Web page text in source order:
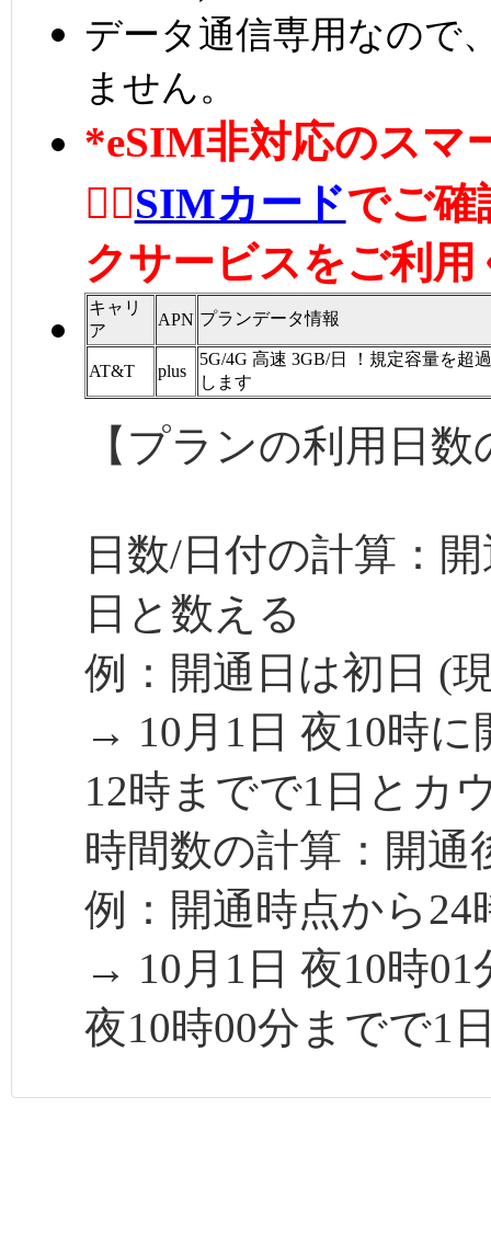
データ通信専用なので
ません。
*eSIM非対応のスマ
👉🏼SIMカードでご確
クサービスをご利用
キャリ
ア
APN プランデータ情報
AT&T plus
5G/4G 高速 3GB/日 ！規定容量を超
します
【プランの利用日
日数/日付の計算：
日と数える
例：開通日は初日 (
→ 10月1日 夜10時に
12時までで1日とカ
時間数の計算：開通
例：開通時点から24
→ 10月1日 夜10時
夜10時00分までで1